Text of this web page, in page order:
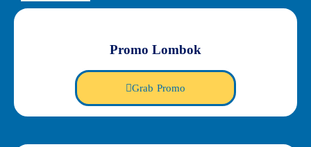
Promo Lombok
Grab Promo